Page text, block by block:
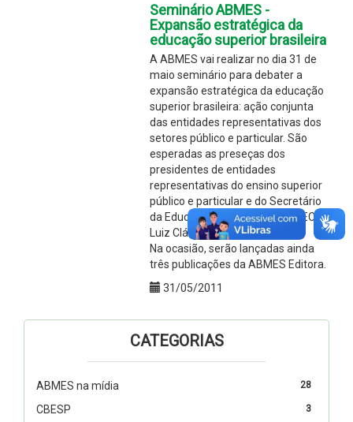
Seminário ABMES -
Expansão estratégica da
educação superior brasileira
A ABMES vai realizar no dia 31 de
maio seminário para debater a
expansão estratégica da educação
superior brasileira: ação conjunta
das entidades representativas dos
setores público e particular. São
esperadas as preseças dos
presidentes de entidades
representativas do ensino superior
público e particular e do Secretário
da Educação Superior SESu/MEC,
Luiz Cláudio Costa.
Na ocasião, serão lançadas ainda
três publicações da ABMES Editora.
31/05/2011
CATEGORIAS
28
ABMES na mídia
3
CBESP